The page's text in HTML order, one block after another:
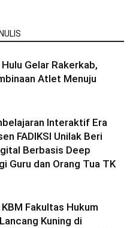
Gelar Rakerkab,
Atlet Menuju
Interaktif Era
FADIKSI Unilak Beri
Berbasis Deep
Guru dan Orang Tua TK
Fakultas Hukum
Kuning di